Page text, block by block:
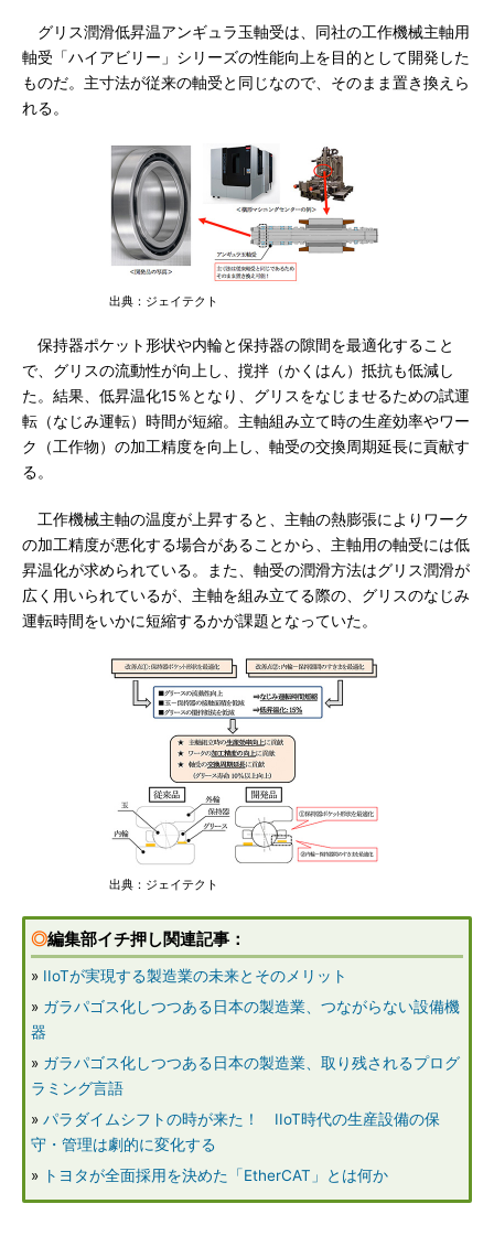
グリス潤滑低昇温アンギュラ玉軸受は、同社の工作機械主軸用
軸受「ハイアビリー」シリーズの性能向上を目的として開発した
ものだ。主寸法が従来の軸受と同じなので、そのまま置き換えら
れる。
出典：ジェイテクト
保持器ポケット形状や内輪と保持器の隙間を最適化すること
で、グリスの流動性が向上し、撹拌（かくはん）抵抗も低減し
た。結果、低昇温化15％となり、グリスをなじませるための試運
転（なじみ運転）時間が短縮。主軸組み立て時の生産効率やワー
ク（工作物）の加工精度を向上し、軸受の交換周期延長に貢献す
る。
工作機械主軸の温度が上昇すると、主軸の熱膨張によりワーク
の加工精度が悪化する場合があることから、主軸用の軸受には低
昇温化が求められている。また、軸受の潤滑方法はグリス潤滑が
広く用いられているが、主軸を組み立てる際の、グリスのなじみ
運転時間をいかに短縮するかが課題となっていた。
出典：ジェイテクト
◎編集部イチ押し関連記事：
» IIoTが実現する製造業の未来とそのメリット
» ガラパゴス化しつつある日本の製造業、つながらない設備機
器
» ガラパゴス化しつつある日本の製造業、取り残されるプログ
ラミング言語
» パラダイムシフトの時が来た！ IIoT時代の生産設備の保
守・管理は劇的に変化する
»
トヨタが全面採用を決めた「EtherCAT」とは何か